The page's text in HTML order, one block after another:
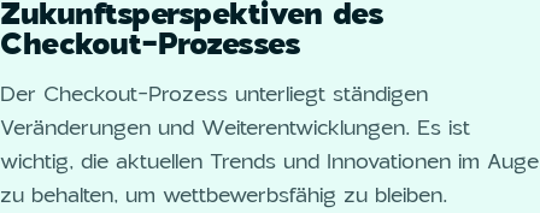
Zukunftsperspektiven des
Checkout-Prozesses
Der Checkout-Prozess unterliegt ständigen
Veränderungen und Weiterentwicklungen. Es ist
wichtig, die aktuellen Trends und Innovationen im Auge
zu behalten, um wettbewerbsfähig zu bleiben.